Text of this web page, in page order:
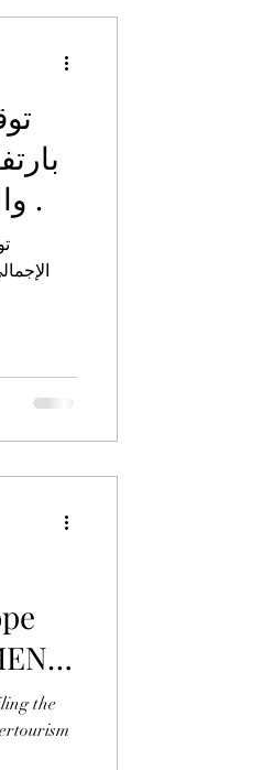
والسفر لعام 2024 في السوق الالماني .
the